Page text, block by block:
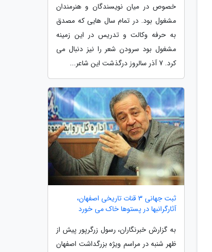
خصوص در میان نویسندگان و هنرمندان
مشغول بود. در تمام سال هایی که مصدق
به حرفه وکالت و تدریس در این زمینه
مشغول بود سرودن شعر را نیز دنبال می
کرد. 7 آذر سالروز درگذشت این شاعر...
ثبت جهانی 3 قنات تاریخی اصفهان،
آثارگرانبها در پستوها خاک می خورد
به گزارش خبرنگاران، رسول زرگرپور پیش از
ظهر شنبه در مراسم ویژه بزرگداشت اصفهان